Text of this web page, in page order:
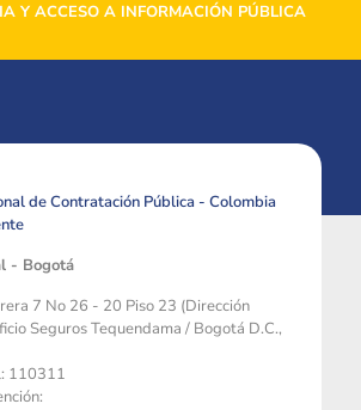
Y ACCESO A INFORMACIÓN PÚBLICA
de Contratación Pública - Colombia
- Bogotá
7 No 26 - 20 Piso 23 (Dirección
Seguros Tequendama / Bogotá D.C.,
110311